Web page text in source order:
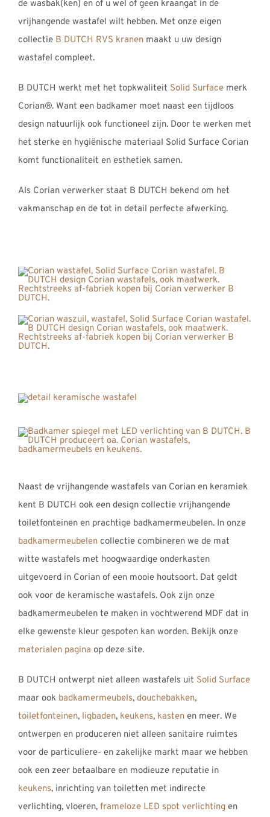
de wasbak(ken) en of u wel of geen kraangat in de
vrijhangende wastafel wilt hebben. Met onze eigen
collectie B DUTCH RVS kranen maakt u uw design
wastafel compleet.
B DUTCH werkt met het topkwaliteit Solid Surface merk
Corian®. Want een badkamer moet naast een tijdloos
design natuurlijk ook functioneel zijn. Door te werken met
het sterke en hygiënische materiaal Solid Surface Corian
komt functionaliteit en esthetiek samen.
Als Corian verwerker staat B DUTCH bekend om het
vakmanschap en de tot in detail perfecte afwerking.
Naast de vrijhangende wastafels van Corian en keramiek
kent B DUTCH ook een design collectie vrijhangende
toiletfonteinen en prachtige badkamermeubelen. In onze
badkamermeubelen collectie combineren we de mat
witte wastafels met hoogwaardige onderkasten
uitgevoerd in Corian of een mooie houtsoort. Dat geldt
ook voor de keramische wastafels. Ook zijn onze
badkamermeubelen te maken in vochtwerend MDF dat in
elke gewenste kleur gespoten kan worden. Bekijk onze
materialen pagina op deze site.
B DUTCH ontwerpt niet alleen wastafels uit Solid Surface
maar ook badkamermeubels, douchebakken,
toiletfonteinen, ligbaden, keukens, kasten en meer. We
ontwerpen en produceren niet alleen sanitaire ruimtes
voor de particuliere- en zakelijke markt maar we hebben
ook een zeer betaalbare en modieuze reputatie in
keukens, inrichting van toiletten met indirecte
verlichting, vloeren, frameloze LED spot verlichting en